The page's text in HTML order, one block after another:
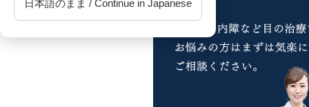
日本語のまま / Continue in Japanese